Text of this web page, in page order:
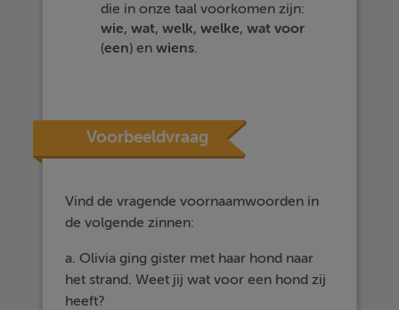
die in onze taal voorkomen zijn:
wie,wat,welk,welke,wat voor
(een) enwiens.
Voorbeeldvraag
Vind de vragende voornaamwoorden in
de volgende zinnen:
a. Olivia ging gister met haar hond naar
het strand. Weet jij wat voor een hond zij
heeft?